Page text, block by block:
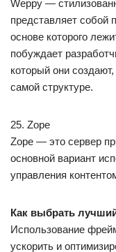
Weppy —
представляет собой
основе которого
побуждает
который они
самой структуре.
25. Zope
Zope — это сервер
основной вариант
управления
Как выбрать
Использование
ускорить и